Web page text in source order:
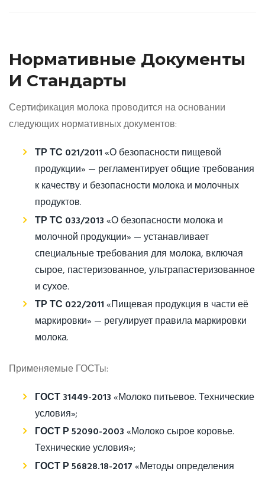
Нормативные Документы
И Стандарты
Сертификация молока проводится на основании
следующих нормативных документов:
ТР ТС 021/2011«О безопасности пищевой
продукции» — регламентирует общие требования
к качеству и безопасности молока и молочных
продуктов.
ТР ТС 033/2013«О безопасности молока и
молочной продукции» — устанавливает
специальные требования для молока, включая
сырое, пастеризованное, ультрапастеризованное
и сухое.
ТР ТС 022/2011«Пищевая продукция в части её
маркировки» — регулирует правила маркировки
молока.
Применяемые ГОСТы:
ГОСТ 31449-2013«Молоко питьевое. Технические
условия»;
ГОСТ Р 52090-2003«Молоко сырое коровье.
Технические условия»;
ГОСТ Р 56828.18-2017«Методы определения